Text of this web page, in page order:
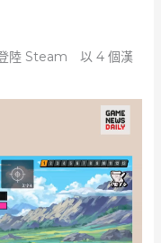
登陸 Steam 以 4 個漢